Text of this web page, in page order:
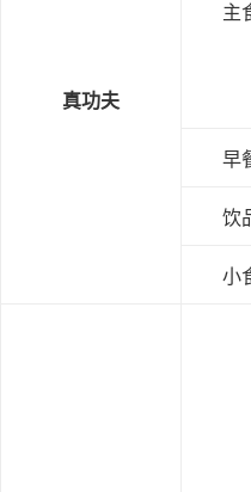
真功夫
主
早
饮
小